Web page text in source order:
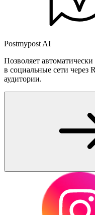
Postmypost AI
Позволяет
в социальные сети через
аудитории.